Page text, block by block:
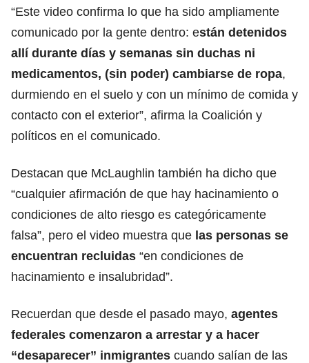
“Este video confirma lo que ha sido ampliamente
comunicado por la gente dentro: están detenidos
allí durante días y semanas sin duchas ni
medicamentos, (sin poder) cambiarse de ropa,
durmiendo en el suelo y con un mínimo de comida y
contacto con el exterior”, afirma la Coalición y
políticos en el comunicado.
Destacan que McLaughlin también ha dicho que
“cualquier afirmación de que hay hacinamiento o
condiciones de alto riesgo es categóricamente
falsa”, pero el video muestra que las personas se
encuentran recluidas “en condiciones de
hacinamiento e insalubridad”.
Recuerdan que desde el pasado mayo, agentes
federales comenzaron a arrestar y a hacer
“desaparecer” inmigrantes cuando salían de las